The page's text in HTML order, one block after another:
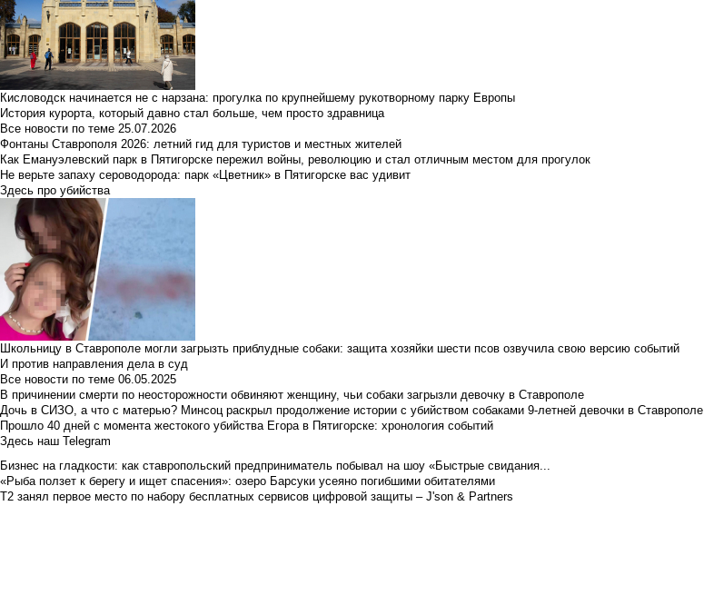
Кисловодск начинается не с нарзана: прогулка по крупнейшему рукотворному парку Европы
История курорта, который давно стал больше, чем просто здравница
Все новости по теме 25.07.2026
Фонтаны Ставрополя 2026: летний гид для туристов и местных жителей
Как Емануэлевский парк в Пятигорске пережил войны, революцию и стал отличным местом для прогулок
Не верьте запаху сероводорода: парк «Цветник» в Пятигорске вас удивит
Здесь про убийства
Школьницу в Ставрополе могли загрызть приблудные собаки: защита хозяйки шести псов озвучила свою версию событий
И против направления дела в суд
Все новости по теме 06.05.2025
В причинении смерти по неосторожности обвиняют женщину, чьи собаки загрызли девочку в Ставрополе
Дочь в СИЗО, а что с матерью? Минсоц раскрыл продолжение истории с убийством собаками 9-летней девочки в Ставрополе
Прошло 40 дней с момента жестокого убийства Егора в Пятигорске: хронология событий
Здесь наш Telegram
Бизнес на гладкости: как ставропольский предприниматель побывал на шоу «Быстрые свидания...
«Рыба ползет к берегу и ищет спасения»: озеро Барсуки усеяно погибшими обитателями
Т2 занял первое место по набору бесплатных сервисов цифровой защиты – J'son & Partners